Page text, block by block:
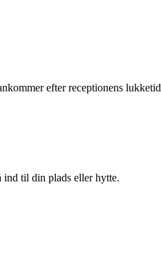
efter receptionens
ind til din plads eller hytte.